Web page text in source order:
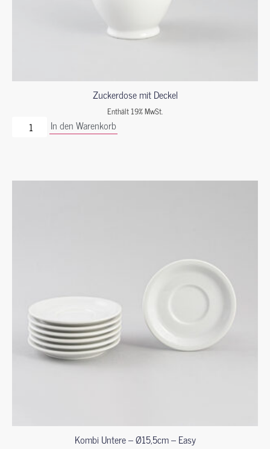
Zuckerdose mit Deckel
Enthält 19% MwSt.
In den Warenkorb
Kombi Untere – Ø15,5cm – Easy